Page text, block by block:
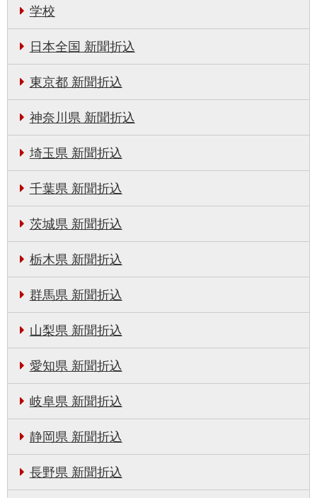
学校
日本全国 新聞折込
東京都 新聞折込
神奈川県 新聞折込
埼玉県 新聞折込
千葉県 新聞折込
茨城県 新聞折込
栃木県 新聞折込
群馬県 新聞折込
山梨県 新聞折込
愛知県 新聞折込
岐阜県 新聞折込
静岡県 新聞折込
長野県 新聞折込